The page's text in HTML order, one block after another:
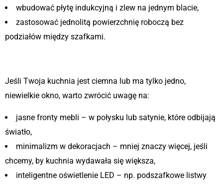
wbudować płytę indukcyjną i zlew na jednym blacie,
zastosować jednolitą powierzchnię roboczą bez
podziałów między szafkami.
Jeśli Twoja kuchnia jest ciemna lub ma tylko jedno,
niewielkie okno, warto zwrócić uwagę na:
jasne fronty mebli – w połysku lub satynie, które odbijają
światło,
minimalizm w dekoracjach – mniej znaczy więcej, jeśli
chcemy, by kuchnia wydawała się większa,
inteligentne oświetlenie LED – np. podszafkowe listwy